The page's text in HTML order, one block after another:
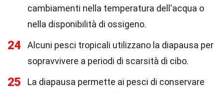
cambiamenti nella temperatura dell'acqua o
nella disponibilità di ossigeno.
24
Alcuni pesci tropicali utilizzano la diapausa per
sopravvivere a periodi di scarsità di cibo.
25
La diapausa permette ai pesci di conservare